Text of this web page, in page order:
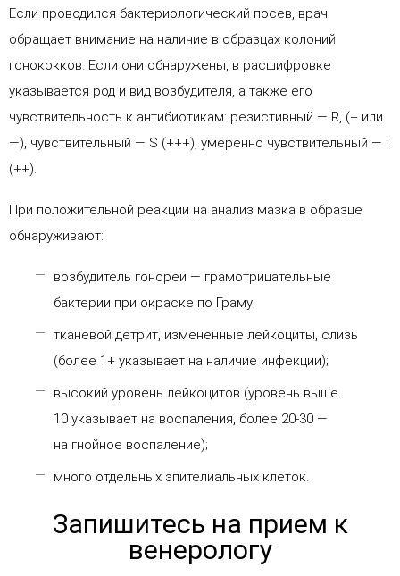
Если проводился бактериологический посев, врач
обращает внимание на наличие в образцах колоний
гонококков. Если они обнаружены, в расшифровке
указывается род и вид возбудителя, а также его
чувствительность к антибиотикам: резистивный — R, (+ или
—), чувствительный — S (+++), умеренно чувствительный — I
(++).
При положительной реакции на анализ мазка в образце
обнаруживают:
возбудитель гонореи — грамотрицательные
бактерии при окраске по Граму;
тканевой детрит, измененные лейкоциты, слизь
(более 1+ указывает на наличие инфекции);
высокий уровень лейкоцитов (уровень выше
10 указывает на воспаления, более 20-30 —
на гнойное воспаление);
много отдельных эпителиальных клеток.
Запишитесь на прием к
венерологу